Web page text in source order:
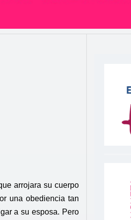
arrojara su cuerpo
una obediencia tan
a su esposa. Pero